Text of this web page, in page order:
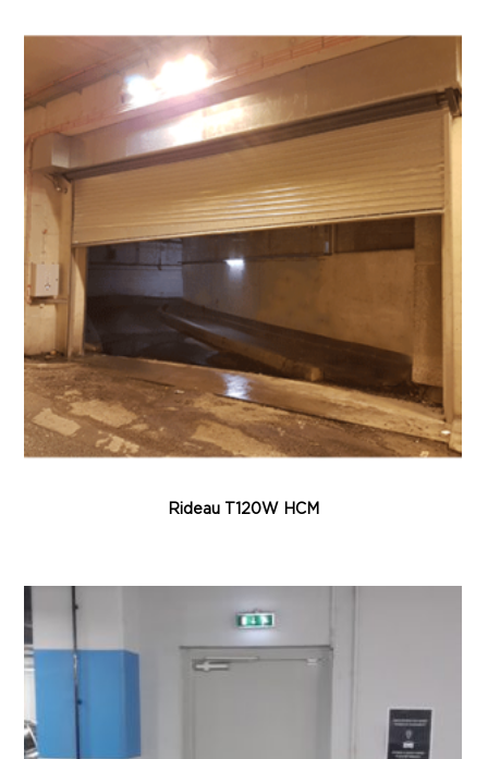
Rideau T120W HCM